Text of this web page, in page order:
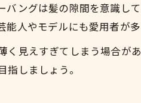
今注目のシー
シースル
前髪を活
バングは髪の隙間を意識し
人やモデルにも愛用者が
く見えすぎてしまう場合が
しましょう。